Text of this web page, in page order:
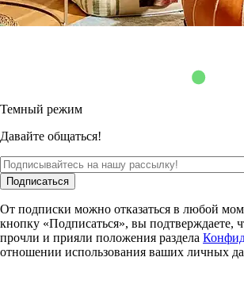
Темный режим
Давайте общаться!
Подписаться
От подписки можно отказаться в любой
кнопку «Подписаться», вы подтверждаете,
прочли и прияли положения раздела
отношении использования ваших личных